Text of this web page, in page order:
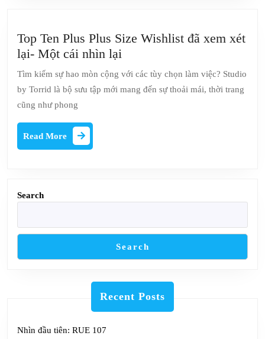
một
trấn
kinh
doanh
nhiệm
đường
Top Ten Plus Plus Size Wishlist đã xem xét
lại- Một cái nhìn lại
Ten
Plus
Một
nhìn
lại
Tìm kiếm sự hao mòn cộng với các tùy chọn làm việc? Studio
by Torrid là bộ sưu tập mới mang đến sự thoải mái, thời trang
cũng như phong
Read More
More
Search
Search
Recent Posts
Nhìn đầu tiên: RUE 107